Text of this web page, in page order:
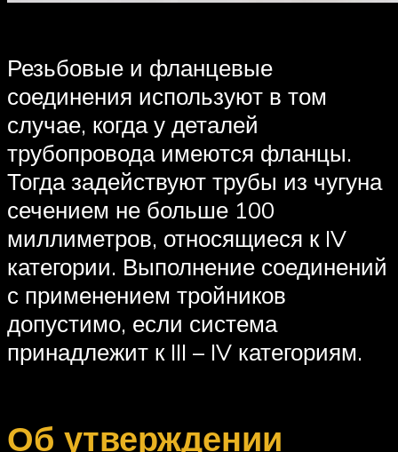
Резьбовые и фланцевые
соединения используют в том
случае, когда у деталей
трубопровода имеются фланцы.
Тогда задействуют трубы из чугуна
сечением не больше 100
миллиметров, относящиеся к IV
категории. Выполнение соединений
с применением тройников
допустимо, если система
принадлежит к III – IV категориям.
Об утверждении